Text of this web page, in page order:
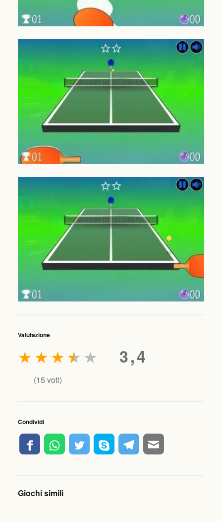
Valutazione
3,4
★
★
★
★
★
(15 voti)
Condividi
Giochi simili